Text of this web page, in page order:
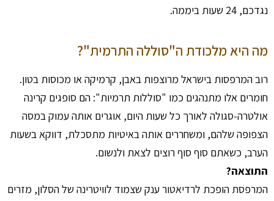
נגדכם, 24 שעות ביממה.
מה היא מלכודת ה"סוללה התרמית"?
רוב המרפסות בישראל מרוצפות באבן, קרמיקה או מכוסות בטון.
חומרים אלו מתנהגים כמו "סוללות תרמיות": הם סופגים קרינה
אולטרה-סגולה לאורך כל שעות היום, אוגרים אותה עמוק במסה
הצפופה שלהם, ומשחררים אותה באיטיות מתסכלת, דווקא בשעות
הערב, כשאתם סוף סוף רוצים לצאת ולנשום.
התוצאה?
המרפסת הופכת לרדיאטור ענק שצמוד לוויטרינה של הסלון, מזרים